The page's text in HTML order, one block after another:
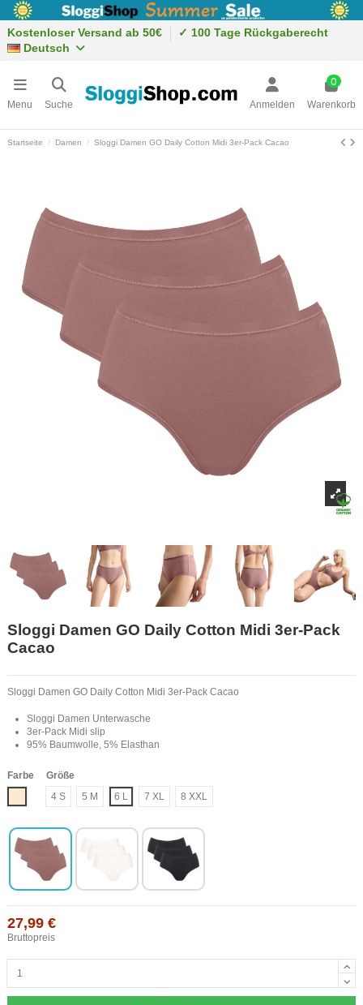
Kostenloser Versand ab 50€
✓ 100 Tage Rückgaberecht
Deutsch
Menu Suche Anmelden
0
Warenkorb
Startseite Damen Sloggi Damen GO Daily Cotton Midi 3er-Pack Cacao
Sloggi Damen GO Daily Cotton Midi 3er-Pack
Cacao
Sloggi Damen GO Daily Cotton Midi 3er-Pack Cacao
Sloggi Damen Unterwasche
3er-Pack Midi slip
95% Baumwolle, 5% Elasthan
Farbe
Größe
4 S
5 M 6 L 7 XL 8 XXL
27,99 €
Bruttopreis